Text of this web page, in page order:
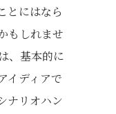
とにはなら
もしれませ
、基本的に
イディアで
ナリオハン